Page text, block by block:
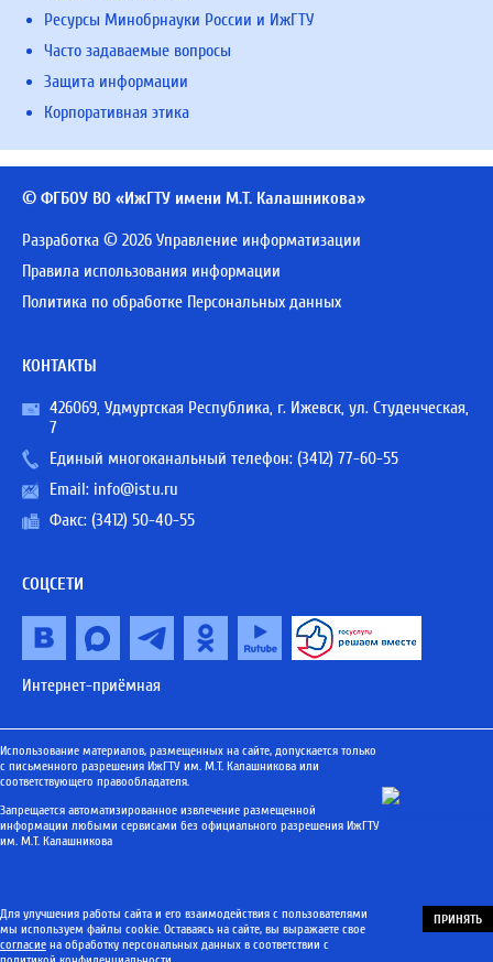
Ресурсы Минобрнауки России и ИжГТУ
Часто задаваемые вопросы
Защита информации
Корпоративная этика
© ФГБОУ ВО «ИжГТУ имени М.Т. Калашникова»
Разработка © 2026 Управление информатизации
Правила использования информации
Политика по обработке Персональных данных
КОНТАКТЫ
426069, Удмуртская Республика, г. Ижевск, ул. Студенческая,
7
Единый многоканальный телефон: (3412) 77-60-55
Email: info@istu.ru
Факс: (3412) 50-40-55
СОЦСЕТИ
Интернет-приёмная
Использование материалов, размещенных на сайте, допускается только
с письменного разрешения ИжГТУ им. М.Т. Калашникова или
соответствующего правообладателя.
Запрещается автоматизированное извлечение размещенной
информации любыми сервисами без официального разрешения ИжГТУ
им. М.Т. Калашникова
Для улучшения работы сайта и его взаимодействия с пользователями
мы используем файлы cookie. Оставаясь на сайте, вы выражаете свое
согласие на обработку персональных данных в соответствии с
ПРИНЯТЬ